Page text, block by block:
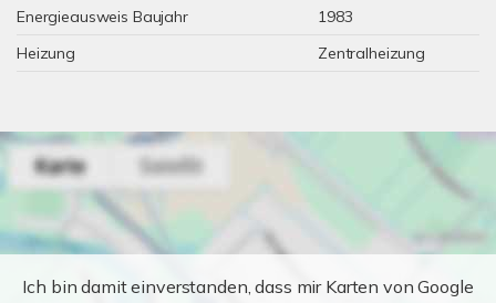
Energieausweis Baujahr
1983
Heizung
Zentralheizung
Ich bin damit einverstanden, dass mir Karten von Google